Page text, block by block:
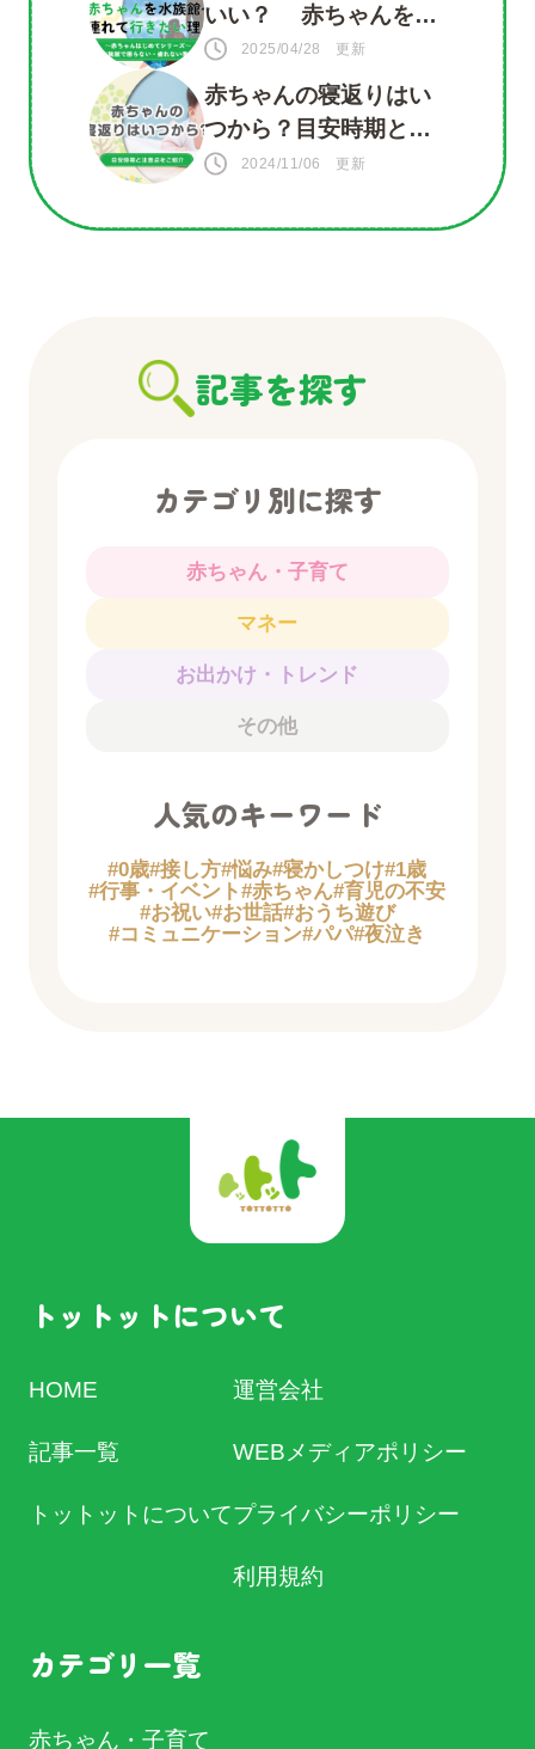
いい？ 赤ちゃんを水
族館に連れて行きたい
理由がいっぱい！
2025/04/28 更新
赤ちゃんの寝返りはい
つから？目安時期と注
意点をご紹介
2024/11/06 更新
記事を探す
カテゴリ別に探す
赤ちゃん・子育て
マネー
お出かけ・トレンド
その他
人気のキーワード
#0歳#接し方#悩み#寝かしつけ#1歳
#行事・イベント#赤ちゃん#育児の不安
#お祝い#お世話#おうち遊び
#コミュニケーション#パパ#夜泣き
トットットについて
HOME
記事一覧
トットットについて
運営会社
WEBメディアポリシー
プライバシーポリシー
利用規約
カテゴリ一覧
赤ちゃん・子育て